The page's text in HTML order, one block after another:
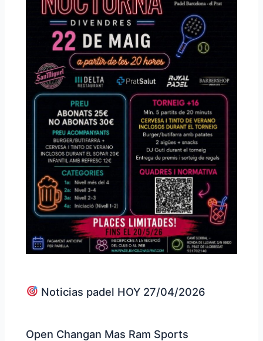
Noticias padel HOY 27/04/2026
Open Changan Mas Ram Sports